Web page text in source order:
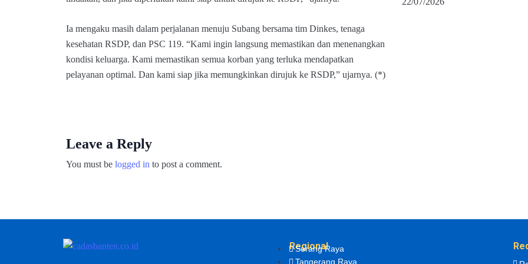
Ia mengaku masih dalam perjalanan menuju Subang bersama tim Dinkes, tenaga
kesehatan RSDP, dan PSC 119. “Kami ingin langsung memastikan dan menenangkan
kondisi keluarga. Kami memastikan semua korban yang terluka mendapatkan
pelayanan optimal. Dan kami siap jika memungkinkan dirujuk ke RSDP,” ujarnya. (*)
Leave a Reply
You must be logged in to post a comment.
Regional
Serang Raya
Tangerang Raya